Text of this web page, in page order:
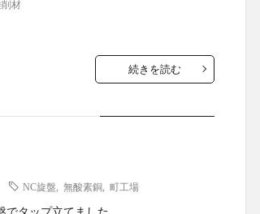
削材
続きを読む
NC旋盤 ,無酸素銅 ,町工場
タップ立てました。